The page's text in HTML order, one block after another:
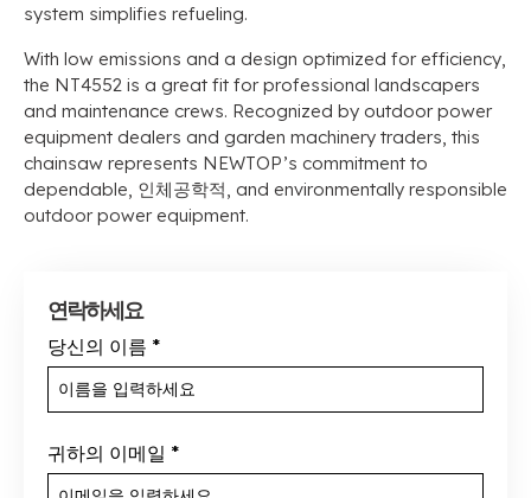
system simplifies refueling.
With low emissions and a design optimized for efficiency,
the NT4552 is a great fit for professional landscapers
and maintenance crews. Recognized by outdoor power
equipment dealers and garden machinery traders, this
chainsaw represents NEWTOP’s commitment to
dependable, 인체공학적, and environmentally responsible
outdoor power equipment.
연락하세요
당신의 이름 *
귀하의 이메일 *